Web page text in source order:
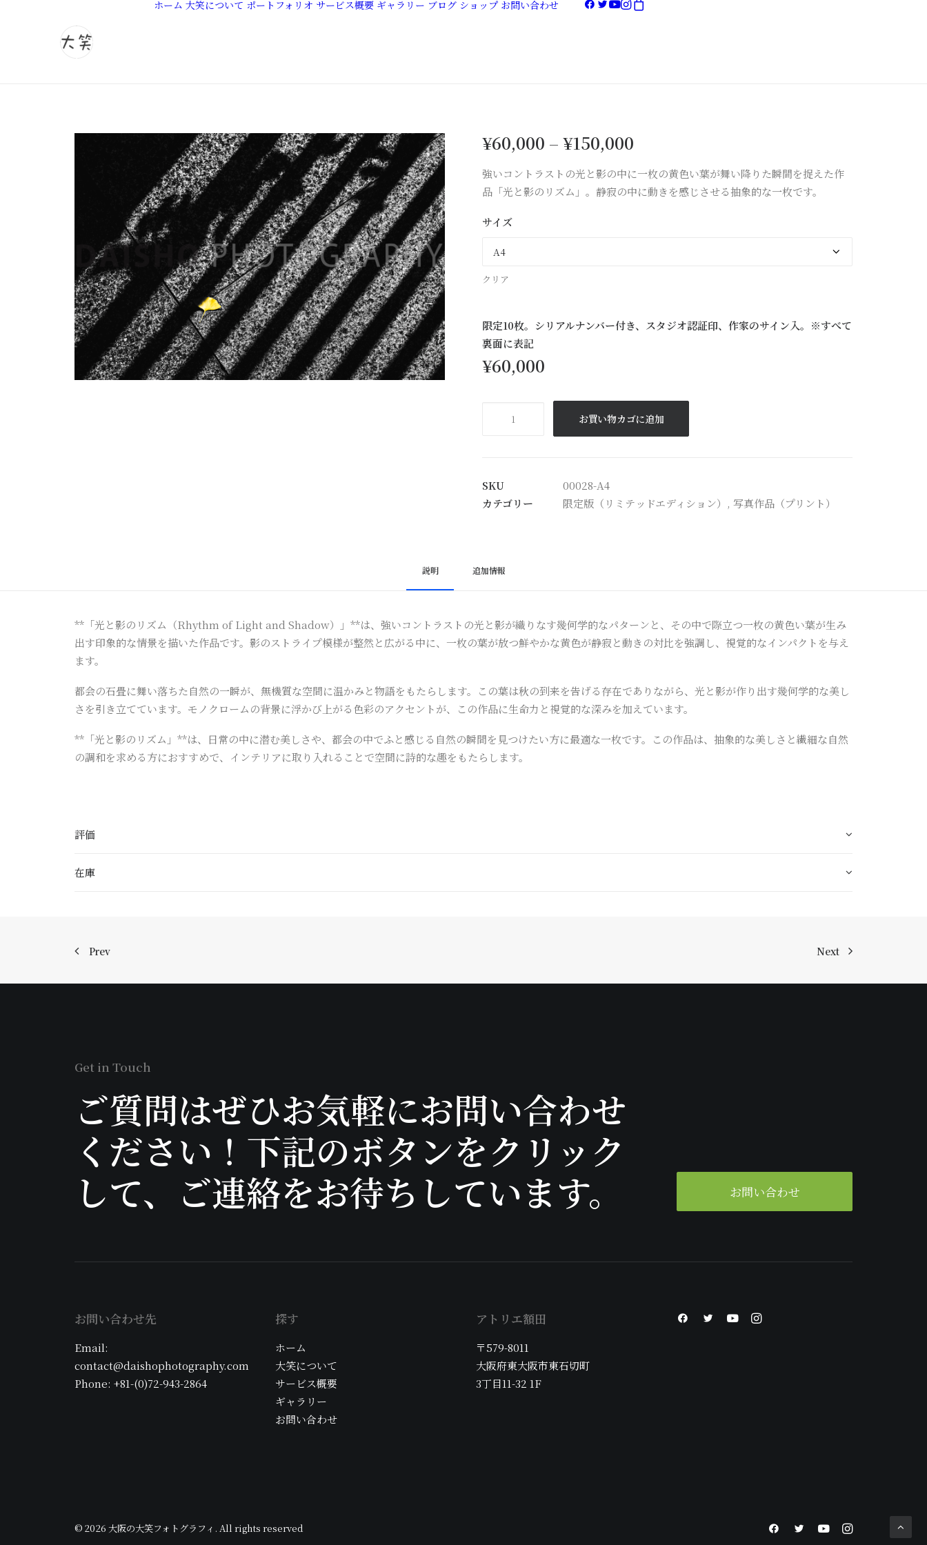
ホーム 大笑について ポートフォリオ サービス概要 ギャラリー ブログ ショップ お問い合わせ
¥60,000 – ¥150,000
帯:
¥60,000
強いコントラストの光と影の中に一枚の黄色い葉が舞い降りた瞬間を捉えた作
品「光と影のリズム」。静寂の中に動きを感じさせる抽象的な一枚です。
サイズ
クリア
限定10枚。シリアルナンバー付き、スタジオ認証印、作家のサイン入。※すべて
裏面に表記
¥60,000
リ
ズ
Light
個
お買い物カゴに追加
SKU
00028-A4
カテゴリー
限定版（リミテッドエディション） , 写真作品（プリント）
説明 追加情報
**「光と影のリズム（Rhythm of Light and Shadow）」**は、強いコントラストの光と影が織りなす幾何学的なパターンと、その中で際立つ一枚の黄色い葉が生み
出す印象的な情景を描いた作品です。影のストライプ模様が整然と広がる中に、一枚の葉が放つ鮮やかな黄色が静寂と動きの対比を強調し、視覚的なインパクトを与え
ます。
都会の石畳に舞い落ちた自然の一瞬が、無機質な空間に温かみと物語をもたらします。この葉は秋の到来を告げる存在でありながら、光と影が作り出す幾何学的な美し
さを引き立てています。モノクロームの背景に浮かび上がる色彩のアクセントが、この作品に生命力と視覚的な深みを加えています。
**「光と影のリズム」**は、日常の中に潜む美しさや、都会の中でふと感じる自然の瞬間を見つけたい方に最適な一枚です。この作品は、抽象的な美しさと繊細な自然
の調和を求める方におすすめで、インテリアに取り入れることで空間に詩的な趣をもたらします。
評価
在庫
Prev Next
Get in Touch
ご質問はぜひお気軽にお問い合わせ
ください！下記のボタンをクリック
して、ご連絡をお待ちしています。
お問い合わせ
お問い合わせ先
Email:
contact@daishophotography.com
Phone: +81-(0)72-943-2864
探す
ホーム
大笑について
サービス概要
ギャラリー
お問い合わせ
アトリエ額田
〒579-8011
大阪府東大阪市東石切町
3丁目11-32 1F
© 2026 大阪の大笑フォトグラフィ. All rights reserved